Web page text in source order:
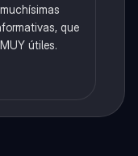
que
útiles.